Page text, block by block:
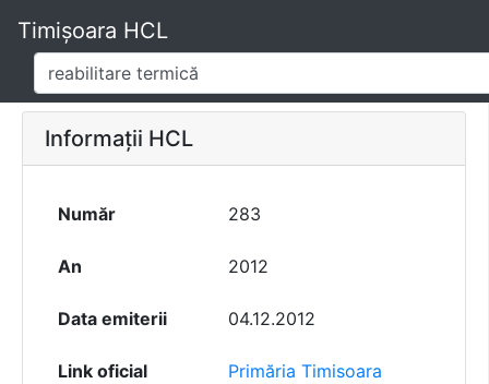
Timișoara HCL
Informații HCL
Număr 283
An 2012
Data emiterii 04.12.2012
Link oficial Primăria Timisoara